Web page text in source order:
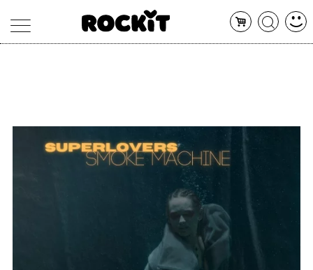
ARTISTI
CONCERTI
SHOP
RADIO